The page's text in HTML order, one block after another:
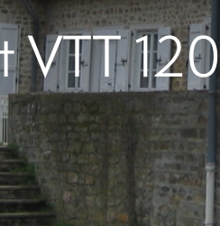
VTT